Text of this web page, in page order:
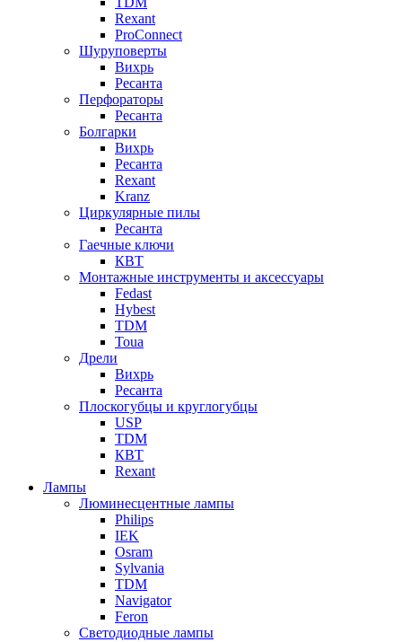
Rexant
ProConnect
Шуруповерты
Вихрь
Ресанта
Перфораторы
Ресанта
Болгарки
Вихрь
Ресанта
Rexant
Kranz
Циркулярные пилы
Ресанта
Гаечные ключи
КВТ
Монтажные инструменты и аксессуары
Fedast
Hybest
TDM
Toua
Дрели
Вихрь
Ресанта
Плоскогубцы и круглогубцы
USP
TDM
КВТ
Rexant
Лампы
Люминесцентные лампы
Philips
IEK
Osram
Sylvania
TDM
Navigator
Feron
Светодиодные лампы